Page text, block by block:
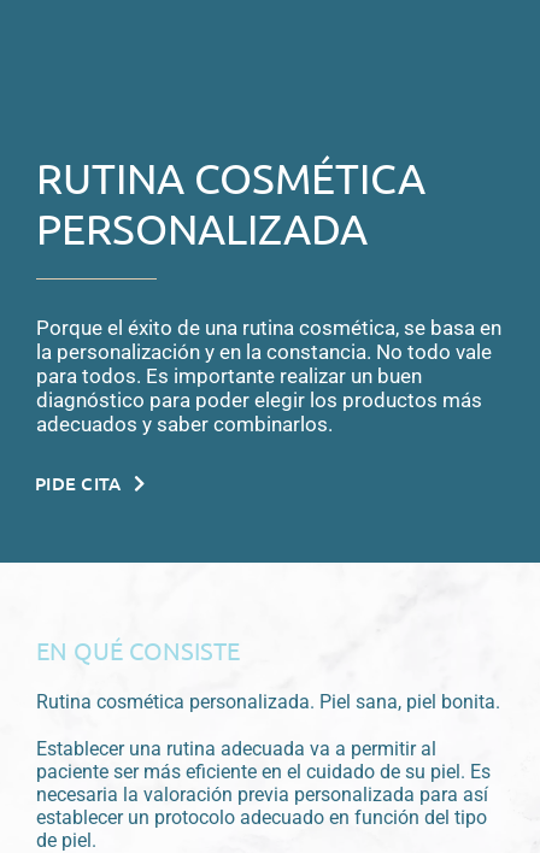
RUTINA COSMÉTICA
PERSONALIZADA
Porque el éxito de una rutina cosmética, se basa en
la personalización y en la constancia. No todo vale
para todos. Es importante realizar un buen
diagnóstico para poder elegir los productos más
adecuados y saber combinarlos.
PIDE CITA
EN QUÉ CONSISTE
Rutina cosmética personalizada. Piel sana, piel bonita.
Establecer una rutina adecuada va a permitir al
paciente ser más eficiente en el cuidado de su piel. Es
necesaria la valoración previa personalizada para así
establecer un protocolo adecuado en función del tipo
de piel.